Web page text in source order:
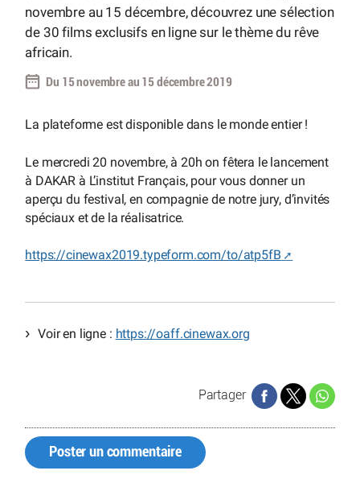
novembre au 15 décembre, découvrez une sélection
de 30 films exclusifs en ligne sur le thème du rêve
africain.
Du 15 novembre au 15 décembre 2019
La plateforme est disponible dans le monde entier !
Le mercredi 20 novembre, à 20h on fêtera le lancement
à DAKAR à L’institut Français, pour vous donner un
aperçu du festival, en compagnie de notre jury, d’invités
spéciaux et de la réalisatrice.
https://cinewax2019.typeform.com/to/atp5fB
Voir en ligne : https://oaff.cinewax.org
Partager
Poster un commentaire